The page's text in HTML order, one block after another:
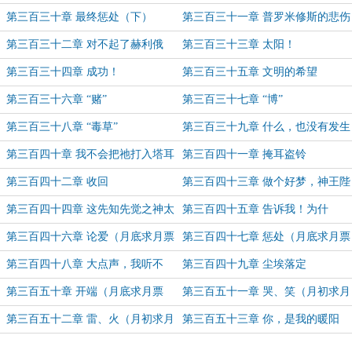
第三百三十章 最终惩处（下） 第三百三十一章 普罗米修斯的悲伤
第三百三十二章 对不起了赫利俄
斯！
第三百三十三章 太阳！
第三百三十四章 成功！ 第三百三十五章 文明的希望
第三百三十六章 “赌” 第三百三十七章 “博”
第三百三十八章 “毒草” 第三百三十九章 什么，也没有发生
第三百四十章 我不会把祂打入塔耳
塔罗斯
第三百四十一章 掩耳盗铃
第三百四十二章 收回 第三百四十三章 做个好梦，神王陛
下
第三百四十四章 这先知先觉之神太
抽象了
第三百四十五章 告诉我！为什
么？！
第三百四十六章 论爱（月底求月票
~~~）
第三百四十七章 惩处（月底求月票
~~~）
第三百四十八章 大点声，我听不
见！
第三百四十九章 尘埃落定
第三百五十章 开端（月底求月票
~~~）
第三百五十一章 哭、笑（月初求月
票~~~）
第三百五十二章 雷、火（月初求月 第三百五十三章 你，是我的暖阳